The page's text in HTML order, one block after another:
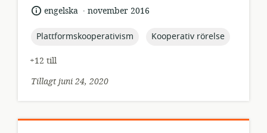
språk:engelska .
publiceringsdatum:
november 2016
topic:
Plattformskooperativism topic:
Kooperativ rörelse
+12 till
Tillagt juni 24, 2020